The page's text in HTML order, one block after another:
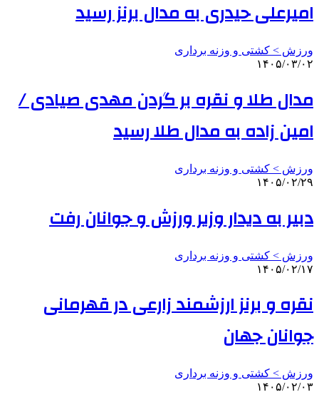
امیرعلی حیدری به مدال برنز رسید
ورزش > کشتی و وزنه برداری
۱۴۰۵/۰۳/۰۲
مدال طلا و نقره بر گردن مهدی صیادی /
امین زاده به مدال طلا رسید
ورزش > کشتی و وزنه برداری
۱۴۰۵/۰۲/۲۹
دبیر به دیدار وزیر ورزش و جوانان رفت
ورزش > کشتی و وزنه برداری
۱۴۰۵/۰۲/۱۷
نقره و برنز ارزشمند زارعی در قهرمانی
جوانان جهان
ورزش > کشتی و وزنه برداری
۱۴۰۵/۰۲/۰۳